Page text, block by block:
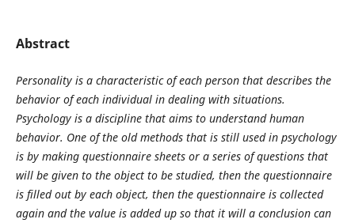
Abstract
Personality is a characteristic of each person that describes the
behavior of each individual in dealing with situations.
Psychology is a discipline that aims to understand human
behavior. One of the old methods that is still used in psychology
is by making questionnaire sheets or a series of questions that
will be given to the object to be studied, then the questionnaire
is filled out by each object, then the questionnaire is collected
again and the value is added up so that it will a conclusion can